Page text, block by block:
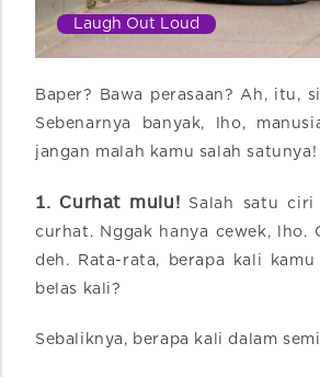
Laugh Out Loud
Baper? Bawa perasaan? Ah, itu,
Sebenarnya banyak, lho,
jangan malah kamu salah
1. Curhat mulu! Salah satu ciri
curhat. Nggak hanya cewek, lho.
deh. Rata-rata, berapa kali
belas kali?
Sebaliknya, berapa kali dalam